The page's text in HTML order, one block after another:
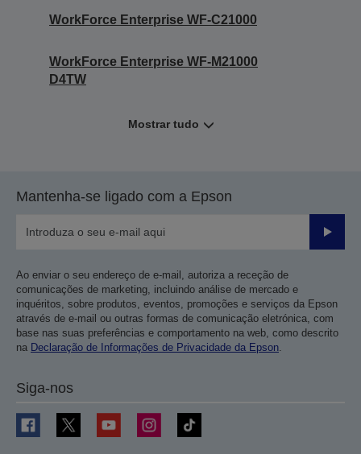
WorkForce Enterprise WF-C21000
WorkForce Enterprise WF-M21000
D4TW
Mostrar tudo
Mantenha-se ligado com a Epson
Enviar
Ao enviar o seu endereço de e-mail, autoriza a receção de
comunicações de marketing, incluindo análise de mercado e
inquéritos, sobre produtos, eventos, promoções e serviços da Epson
através de e-mail ou outras formas de comunicação eletrónica, com
base nas suas preferências e comportamento na web, como descrito
na Declaração de Informações de Privacidade da Epson.
Siga-nos